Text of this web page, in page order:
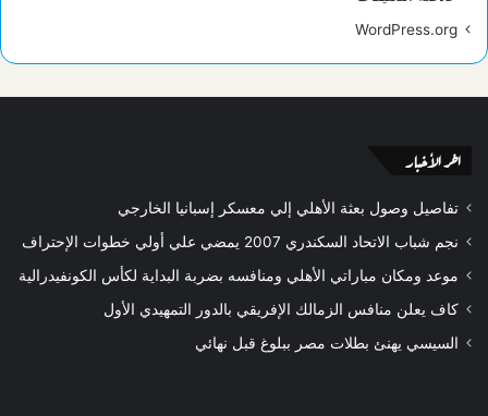
WordPress.org
اخر الأخبار
تفاصيل وصول بعثة الأهلي إلي معسكر إسبانيا الخارجي
نجم شباب الاتحاد السكندري 2007 يمضي علي أولي خطوات الإحتراف
موعد ومكان مباراتي الأهلي ومنافسه بضربة البداية لكأس الكونفيدرالية
كاف يعلن منافس الزمالك الإفريقي بالدور التمهيدي الأول
السيسي يهنئ بطلات مصر ببلوغ قبل نهائي